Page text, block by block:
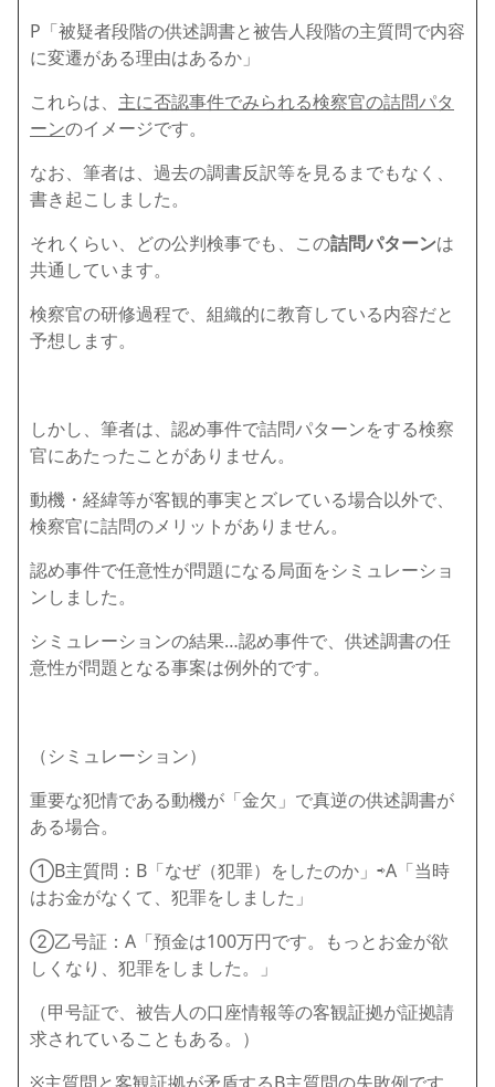
P「被疑者段階の供述調書と被告人段階の主質問で内容
に変遷がある理由はあるか」
これらは、 主に否認事件でみられる検察官の詰問パタ
ーンのイメージです。
なお、筆者は、過去の調書反訳等を見るまでもなく、
書き起こしました。
それくらい、どの公判検事でも、この詰問パターンは
共通しています。
検察官の研修過程で、組織的に教育している内容だと
予想します。
しかし、筆者は、認め事件で詰問パターンをする検察
官にあたったことがありません。
動機・経緯等が客観的事実とズレている場合以外で、
検察官に詰問のメリットがありません。
認め事件で任意性が問題になる局面をシミュレーショ
ンしました。
シミュレーションの結果…認め事件で、供述調書の任
意性が問題となる事案は例外的です。
（シミュレーション）
重要な犯情である動機が「金欠」で真逆の供述調書が
ある場合。
①B主質問：B「なぜ（犯罪）をしたのか」⇨A「当時
はお金がなくて、犯罪をしました」
②乙号証：A「預金は100万円です。もっとお金が欲
しくなり、犯罪をしました。」
（甲号証で、被告人の口座情報等の客観証拠が証拠請
求されていることもある。）